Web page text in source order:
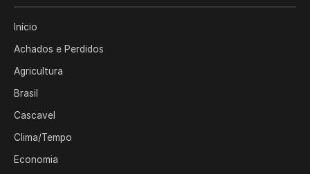
Início
Achados e Perdidos
Agricultura
Brasil
Cascavel
Clima/Tempo
Economia